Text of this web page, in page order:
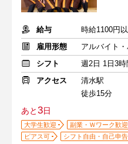
給与
時給1100円
雇用形態
アルバイト・
シフト
週2日 1日3
アクセス
清水駅
徒歩15分
あと3日
大学生歓迎 副業・Ｗワーク歓迎
ピアス可
シフト自由・自己申告